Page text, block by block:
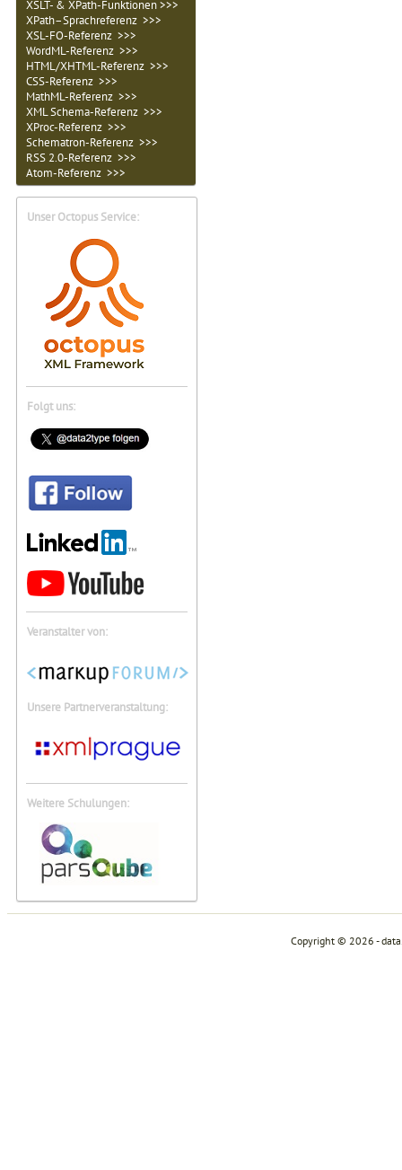
XSLT- & XPath-Funktionen >>>
XPath–Sprachreferenz >>>
XSL-FO-Referenz >>>
WordML-Referenz >>>
HTML/XHTML-Referenz >>>
CSS-Referenz >>>
MathML-Referenz >>>
XML Schema-Referenz >>>
XProc-Referenz >>>
Schematron-Referenz >>>
RSS 2.0-Referenz >>>
Atom-Referenz >>>
Unser Octopus Service:
Folgt uns:
Veranstalter von:
Unsere Partnerveranstaltung:
Weitere Schulungen:
Copyright © 2026 -